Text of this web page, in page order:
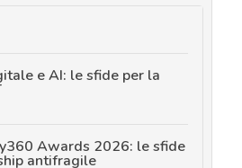
e AI: le sfide per la
Awards 2026: le sfide
antifragile